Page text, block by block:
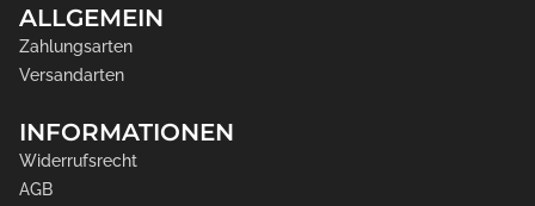
ALLGEMEIN
Zahlungsarten
Versandarten
INFORMATIONEN
Widerrufsrecht
AGB